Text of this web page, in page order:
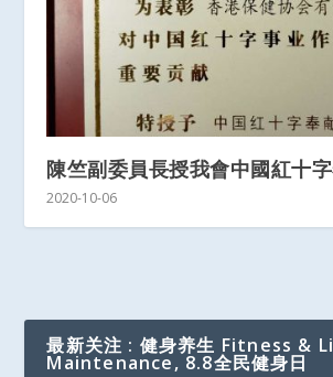
陳竺副委員長授我會中國紅十
2020-10-06
最新关注 : 健身养生 Fitness &
Maintenance, 8.8全民健身日